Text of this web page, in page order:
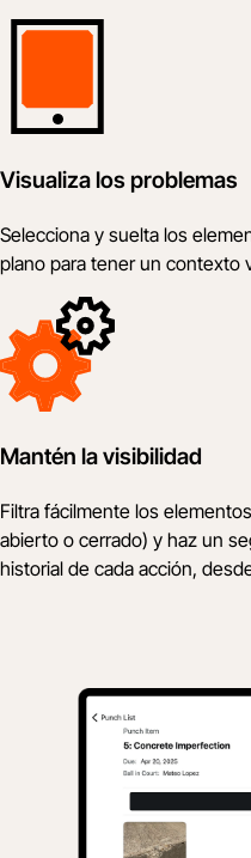
Visualiza los problemas
Selecciona y suelta los
plano para tener un contexto
Mantén la visibilidad
Filtra fácilmente los
abierto o cerrado) y haz un
historial de cada acción,